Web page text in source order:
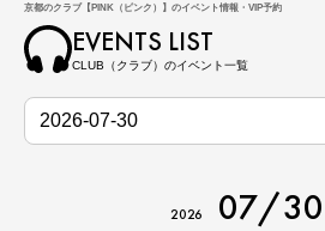
京都のクラブ【PINK（ピンク）】のイベント情報・VIP予約
EVENTS LIST
CLUB（クラブ）のイベント一覧
2026 07/30